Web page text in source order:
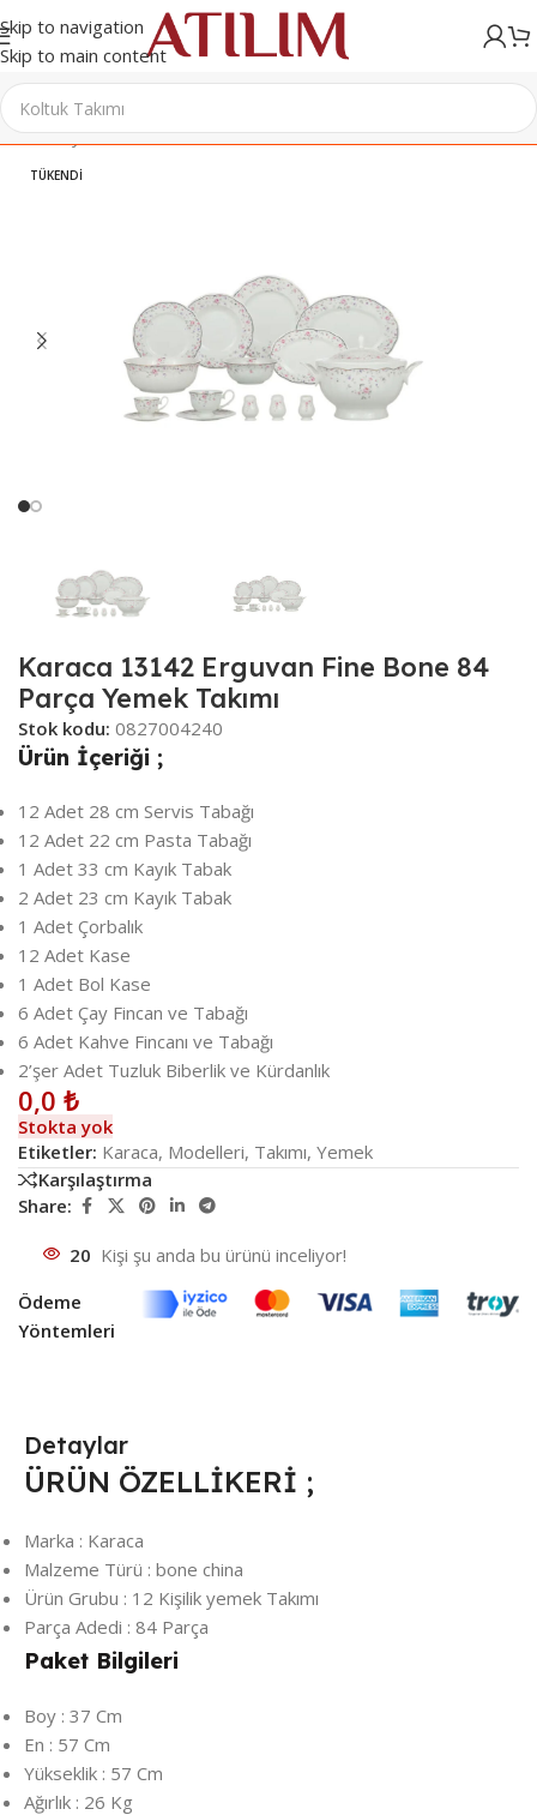
Skip to navigation
Skip to main content
Ana Sayfa/Sofra & Mutfak Ürünleri/Yemek Takımları
TÜKENDI
Karaca 13142 Erguvan Fine Bone 84
Parça Yemek Takımı
Stok kodu: 0827004240
Ürün İçeriği ;
12 Adet 28 cm Servis Tabağı
12 Adet 22 cm Pasta Tabağı
1 Adet 33 cm Kayık Tabak
2 Adet 23 cm Kayık Tabak
1 Adet Çorbalık
12 Adet Kase
1 Adet Bol Kase
6 Adet Çay Fincan ve Tabağı
6 Adet Kahve Fincanı ve Tabağı
2’şer Adet Tuzluk Biberlik ve Kürdanlık
0,0 ₺
Stokta yok
Etiketler: Karaca, Modelleri, Takımı, Yemek
Karşılaştırma
Share:
20 Kişi şu anda bu ürünü inceliyor!
Ödeme
Yöntemleri
Detaylar
ÜRÜN ÖZELLİKERİ ;
Marka : Karaca
Malzeme Türü : bone china
Ürün Grubu : 12 Kişilik yemek Takımı
Parça Adedi : 84 Parça
Paket Bilgileri
Boy : 37 Cm
En : 57 Cm
Yükseklik : 57 Cm
Ağırlık : 26 Kg